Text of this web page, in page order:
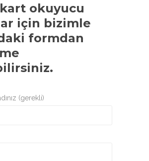
okuyucu
için bizimle
formdan
(gerekli)